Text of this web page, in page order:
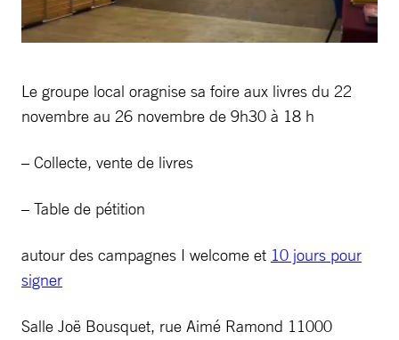
Le groupe local oragnise sa foire aux livres du 22
novembre au 26 novembre de 9h30 à 18 h
– Collecte, vente de livres
– Table de pétition
autour des campagnes I welcome et 10 jours pour
signer
Salle Joë Bousquet, rue Aimé Ramond 11000